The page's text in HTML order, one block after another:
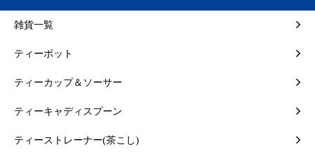
雑貨一覧
ティーポット
ティーカップ＆ソーサー
ティーキャディスプーン
ティーストレーナー(茶こし)